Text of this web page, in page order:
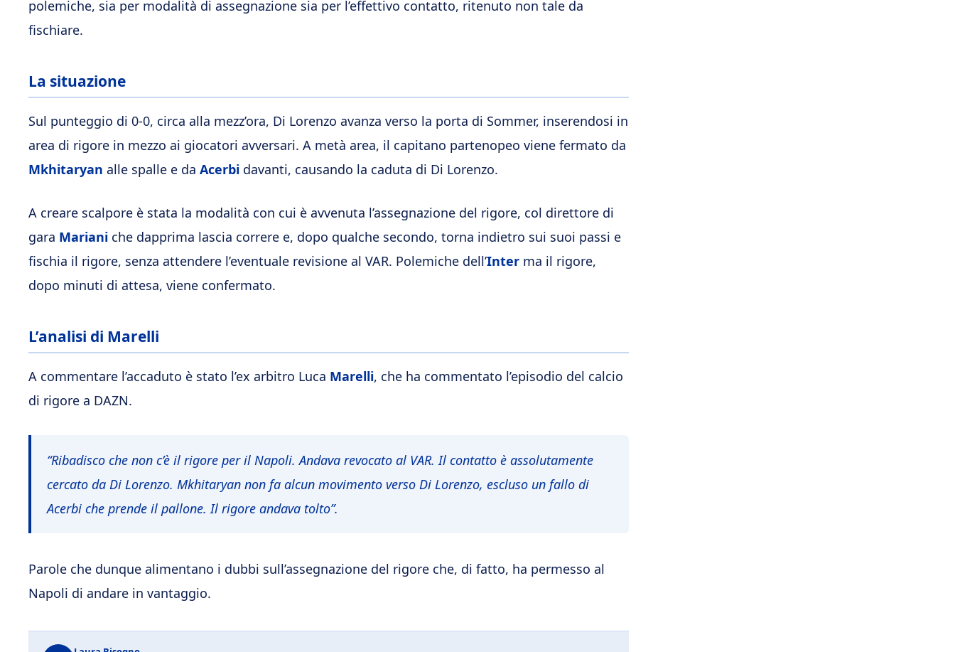
polemiche, sia per modalità di assegnazione sia per l’effettivo contatto, ritenuto non tale da
fischiare.
La situazione
Sul punteggio di 0-0, circa alla mezz’ora, Di Lorenzo avanza verso la porta di Sommer, inserendosi in
area di rigore in mezzo ai giocatori avversari. A metà area, il capitano partenopeo viene fermato da
Mkhitaryan alle spalle e da Acerbi davanti, causando la caduta di Di Lorenzo.
A creare scalpore è stata la modalità con cui è avvenuta l’assegnazione del rigore, col direttore di
gara Mariani che dapprima lascia correre e, dopo qualche secondo, torna indietro sui suoi passi e
fischia il rigore, senza attendere l’eventuale revisione al VAR. Polemiche dell’Inter ma il rigore,
dopo minuti di attesa, viene confermato.
L’analisi di Marelli
A commentare l’accaduto è stato l’ex arbitro Luca Marelli, che ha commentato l’episodio del calcio
di rigore a DAZN.
“Ribadisco che non c’è il rigore per il Napoli. Andava revocato al VAR. Il contatto è assolutamente
cercato da Di Lorenzo. Mkhitaryan non fa alcun movimento verso Di Lorenzo, escluso un fallo di
Acerbi che prende il pallone. Il rigore andava tolto”.
Parole che dunque alimentano i dubbi sull’assegnazione del rigore che, di fatto, ha permesso al
Napoli di andare in vantaggio.